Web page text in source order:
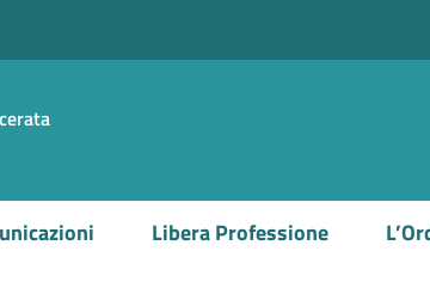
Libera Professione